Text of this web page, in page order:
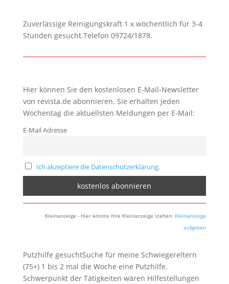
Zuverlässige Reinigungskraft 1 x wöchentlich für 3-4
Stunden gesucht.Telefon 09724/1878.
Hier können Sie den kostenlosen E-Mail-Newsletter
von revista.de abonnieren. Sie erhalten jeden
Wochentag die aktuellsten Meldungen per E-Mail:
E-Mail Adresse
Ich akzeptiere die Datenschutzerklärung.
Kleinanzeige - Hier könnte Ihre Kleinanzeige stehen: Kleinanzeige
aufgeben
Putzhilfe gesuchtSuche für meine Schwiegereltern
(75+) 1 bis 2 mal die Woche eine Putzhilfe.
Schwerpunkt der Tätigkeiten wären Hilfestellungen